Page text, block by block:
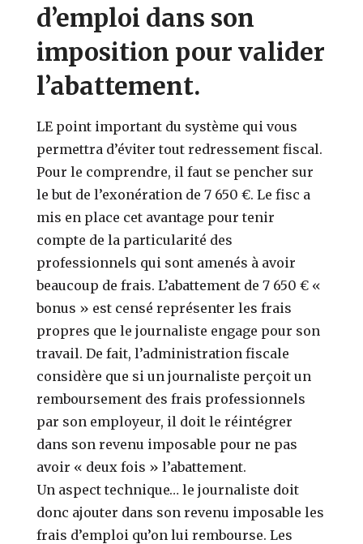
d’emploi dans son
imposition pour valider
l’abattement.
LE point important du système qui vous
permettra d’éviter tout redressement fiscal.
Pour le comprendre, il faut se pencher sur
le but de l’exonération de 7 650 €. Le fisc a
mis en place cet avantage pour tenir
compte de la particularité des
professionnels qui sont amenés à avoir
beaucoup de frais. L’abattement de 7 650 € «
bonus » est censé représenter les frais
propres que le journaliste engage pour son
travail. De fait, l’administration fiscale
considère que si un journaliste perçoit un
remboursement des frais professionnels
par son employeur, il doit le réintégrer
dans son revenu imposable pour ne pas
avoir « deux fois » l’abattement.
Un aspect technique… le journaliste doit
donc ajouter dans son revenu imposable les
frais d’emploi qu’on lui rembourse. Les